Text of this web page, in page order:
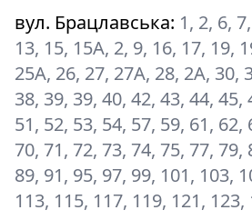
вул. Брацлавська: 1, 2, 6,
13, 15, 15А, 2, 9, 16, 17, 19,
25А, 26, 27, 27А, 28, 2А, 30,
38, 39, 39, 40, 42, 43, 44, 45,
51, 52, 53, 54, 57, 59, 61, 62,
70, 71, 72, 73, 74, 75, 77, 79,
89, 91, 95, 97, 99, 101, 103,
113, 115, 117, 119, 121, 123,